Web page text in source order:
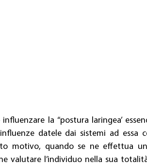
la “postura laringea’
datele dai sistemi ad essa
motivo, quando se ne effettua
valutare l’individuo nella sua